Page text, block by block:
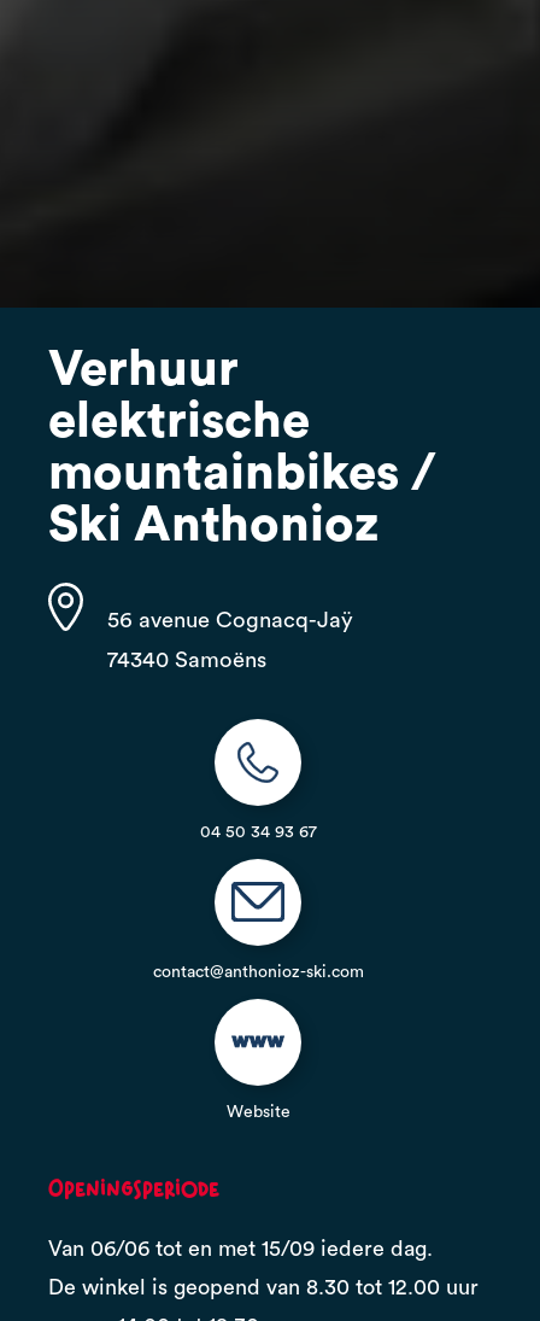
Verhuur
elektrische
mountainbikes /
Ski Anthonioz
56 avenue Cognacq-Jaÿ
74340 Samoëns
04 50 34 93 67
contact@anthonioz-ski.com
Website
Openingsperiode
Van 06/06 tot en met 15/09 iedere dag.
De winkel is geopend van 8.30 tot 12.00 uur